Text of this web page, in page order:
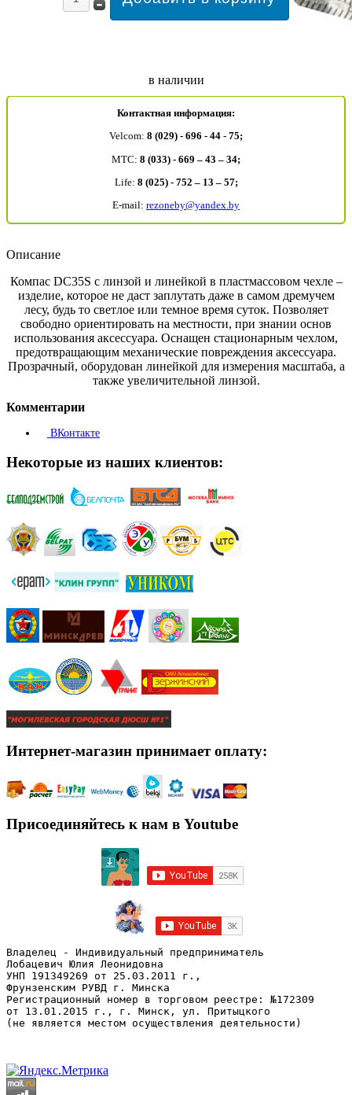
в наличии
Контактная информация:
Velcom: 8 (029) - 696 - 44 - 75;
MTC: 8 (033) - 669 – 43 – 34;
Life: 8 (025) - 752 – 13 – 57;
E-mail: rezoneby@yandex.by
Описание
Компас DC35S с линзой и линейкой в пластмассовом чехле –
изделие, которое не даст заплутать даже в самом дремучем
лесу, будь то светлое или темное время суток. Позволяет
свободно ориентировать на местности, при знании основ
использования аксессуара. Оснащен стационарным чехлом,
предотвращающим механические повреждения аксессуара.
Прозрачный, оборудован линейкой для измерения масштаба, а
также увеличительной линзой.
Комментарии
ВКонтакте
Некоторые из наших клиентов:
Интернет-магазин принимает оплату:
Присоединяйтесь к нам в Youtube
Владелец - Индивидуальный предприниматель
Лобацевич Юлия Леонидовна
УНП 191349269 от 25.03.2011 г.,
Фрунзенским РУВД г. Минска
Регистрационный номер в торговом реестре: №172309
от 13.01.2015 г., г. Минск, ул. Притыцкого
(не является местом осуществления деятельности)